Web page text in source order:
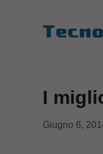
I
Giugno 6,